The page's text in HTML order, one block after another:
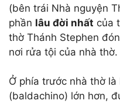
(bên trái Nhà nguyện
phần lâu đời nhất của
thờ Thánh Stephen
nơi rửa tội của nhà thờ.
Ở phía trước nhà thờ là
(baldachino) lớn hơn,